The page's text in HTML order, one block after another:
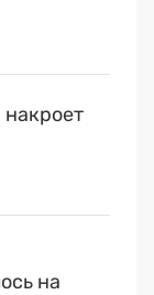
накроет
на